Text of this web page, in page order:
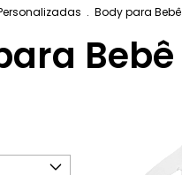
. Body para Bebê
Bebê